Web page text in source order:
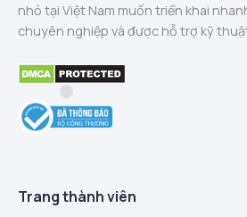
nhỏ tại Việt Nam muốn triển khai
chuyên nghiệp và được hỗ trợ kỹ
Trang thành viên